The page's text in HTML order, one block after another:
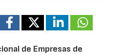
de Empresas de